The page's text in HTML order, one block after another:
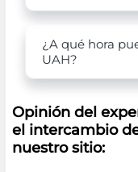
¿A qué hora
UAH?
Opinión del
el intercambio
nuestro sitio: